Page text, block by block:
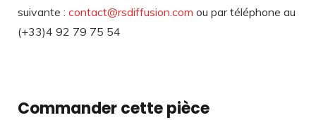
suivante : contact@rsdiffusion.com ou par téléphone au
(+33)4 92 79 75 54
Commander cette pièce